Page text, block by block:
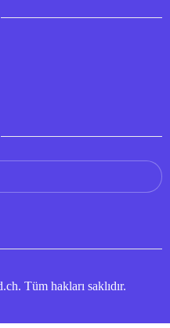
Tüm hakları saklıdır.